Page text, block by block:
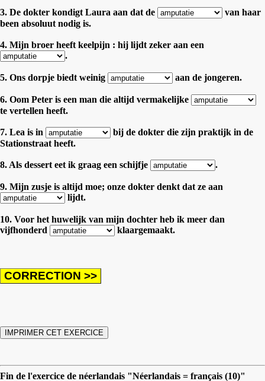
3. De dokter kondigt Laura aan dat de
van haar
been absoluut nodig is.
4. Mijn broer heeft keelpijn : hij lijdt zeker aan een
.
5. Ons dorpje biedt weinig aan de jongeren.
6. Oom Peter is een man die altijd vermakelijke
te vertellen heeft.
7. Lea is in
bij de dokter die zijn praktijk in de
Stationstraat heeft.
8. Als dessert eet ik graag een schijfje .
9. Mijn zusje is altijd moe; onze dokter denkt dat ze aan
lijdt.
10. Voor het huwelijk van mijn dochter heb ik meer dan
vijfhonderd
klaargemaakt.
Fin de l'exercice de néerlandais "Néerlandais = français (10)"